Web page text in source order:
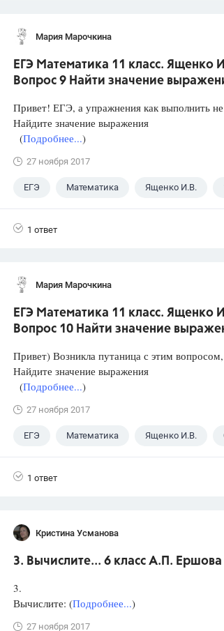
Мария Марочкина
ЕГЭ Математика 11 класс. Ященко
Вопрос 9 Найти значение
Привет! ЕГЭ, а упражнения как выполнить
Найдите значение выражения
(Подробнее...)
27 ноября 2017
ЕГЭ Математика Ященко И.В.
1 ответ
Мария Марочкина
ЕГЭ Математика 11 класс. Ященко
Вопрос 10 Найти значение
Привет) Возникла путаница с этим
Найдите значение выражения
(Подробнее...)
27 ноября 2017
ЕГЭ Математика Ященко И.В.
1 ответ
Кристина Усманова
3. Вычислите... 6 класс А.П.
3.
Вычислите: (Подробнее...)
27 ноября 2017